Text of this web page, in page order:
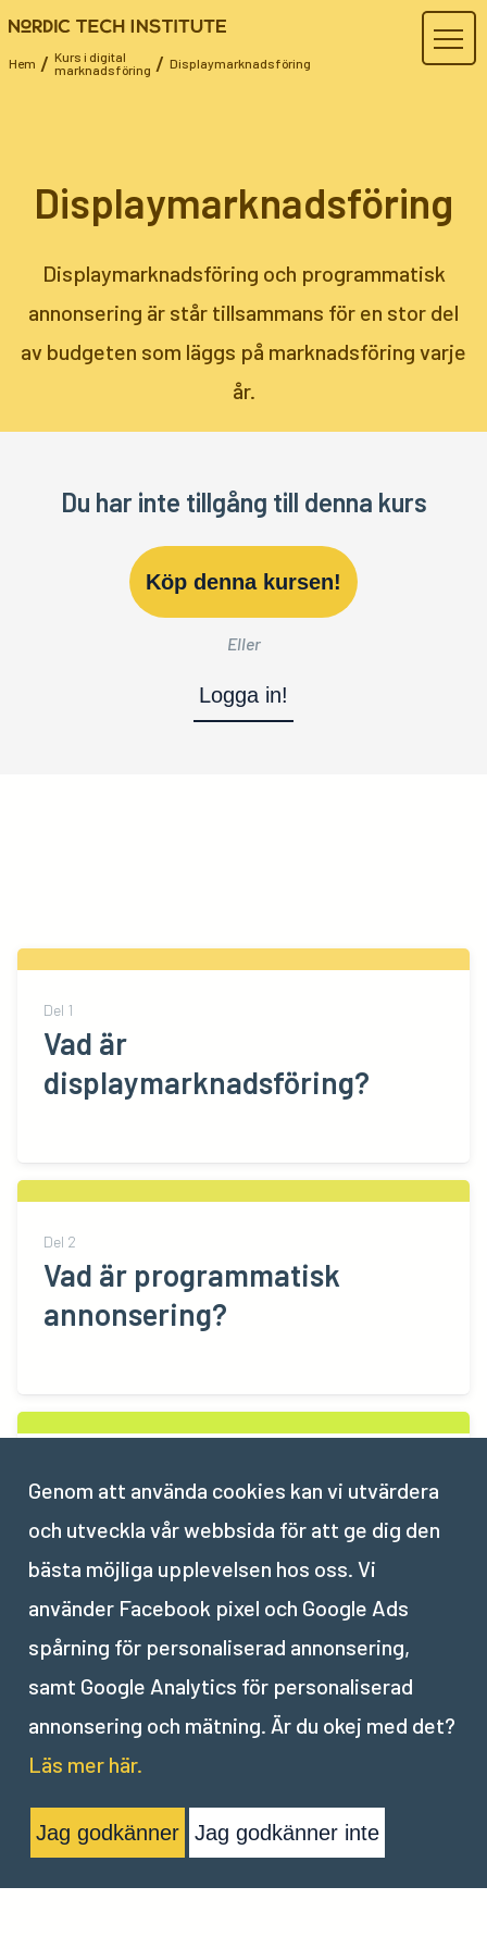
Hem / Kurs i digital
marknadsföring / Displaymarknadsföring
Displaymarknadsföring
Displaymarknadsföring och programmatisk
annonsering är står tillsammans för en stor del
av budgeten som läggs på marknadsföring varje
år.
Du har inte tillgång till denna kurs
Köp denna kursen!
Eller
Logga in!
Del 1
Vad är
displaymarknadsföring?
Del 2
Vad är programmatisk
annonsering?
Annonsering i Googles
displaynätverk
Genom att använda cookies kan vi utvärdera
och utveckla vår webbsida för att ge dig den
bästa möjliga upplevelsen hos oss. Vi
använder Facebook pixel och Google Ads
spårning för personaliserad annonsering,
samt Google Analytics för personaliserad
annonsering och mätning. Är du okej med det?
Läs mer här.
Jag godkänner Jag godkänner inte